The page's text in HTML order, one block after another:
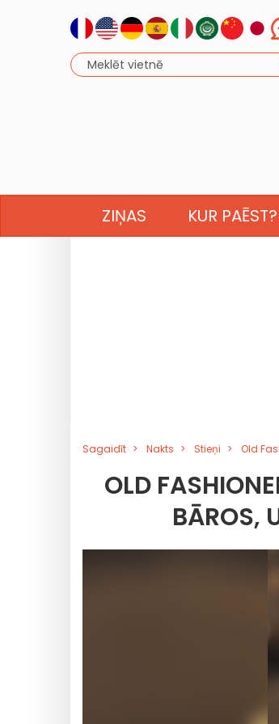
ZIŅAS KUR PAĒST?
Sagaidīt Nakts Stieņi Old
OLD
BĀROS,